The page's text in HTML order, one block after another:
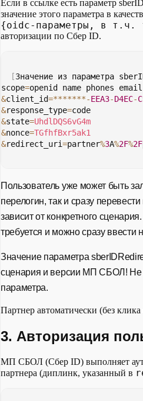
Если в ссылке есть параметр
значение этого параметра в
{oidc-параметры, в т.ч.
авторизации по Сбер ID.
[Значение из параметра
scope=openid name phones email
&client_id=*******-EEA3-D4EC-
&response_type=code
&state=UhdlDQS6vG4m
&nonce=TGfhfBxr5ak1
&redirect_uri=partner%3A%2F%2F
Пользователь уже может быть
перелогин, так и сразу
зависит от конкретного
требуется и можно сразу
Значение параметра
сценария и версии МП СБОЛ! Не
параметра.
Партнер автоматически (без
3. Авторизация
МП СБОЛ (Сбер ID) выполняет
партнера (диплинк, указанный в